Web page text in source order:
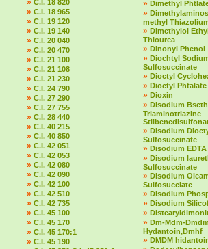
» C.I. 18 820
» C.I. 18 965
» C.I. 19 120
» C.I. 19 140
» C.I. 20 040
» C.I. 20 470
» C.I. 21 100
» C.I. 21 108
» C.I. 21 230
» C.I. 24 790
» C.I. 27 290
» C.I. 27 755
» C.I. 28 440
» C.I. 40 215
» C.I. 40 850
» C.I. 42 051
» C.I. 42 053
» C.I. 42 080
» C.I. 42 090
» C.I. 42 100
» C.I. 42 510
» C.I. 42 735
» C.I. 45 100
» C.I. 45 170
» C.I. 45 170:1
» C.I. 45 190
» Dimethyl
»
methyl
» Dimethylol
Thiourea
» Dinonyl Phenol
» Diochtyl
Sulfosuccinate
» Dioctyl
» Dioctyl Phtalate
» Dioxin
» Disodium
Triaminotriazine
» Disodium
Sulfosuccinate
» Disodium EDTA
» Disodium
Sulfosuccinate
» Disodium
Sulfosucciate
» Disodium
» Disodium
»
» Dm-Mdm-
Hydantoin,Dmhf
» DMDM